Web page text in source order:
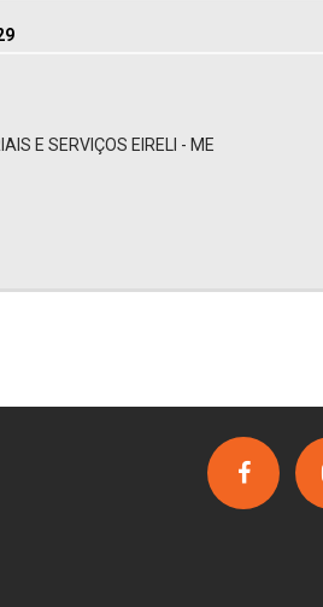
E SERVIÇOS EIRELI - ME